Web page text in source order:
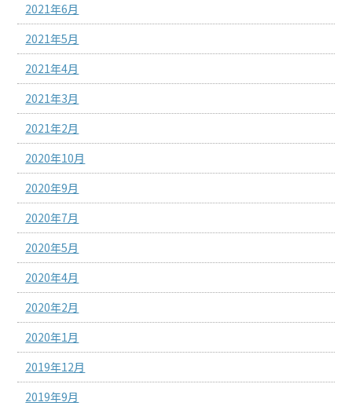
2021年6月
2021年5月
2021年4月
2021年3月
2021年2月
2020年10月
2020年9月
2020年7月
2020年5月
2020年4月
2020年2月
2020年1月
2019年12月
2019年9月